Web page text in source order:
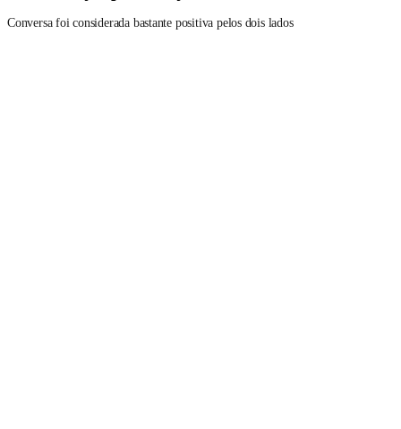
Conversa foi considerada bastante positiva pelos dois lados